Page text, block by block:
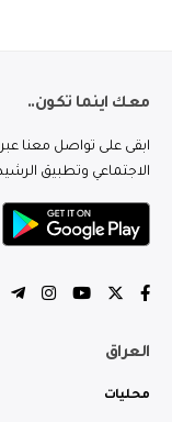
معك اينما تكون..
ابقى على تواصل معنا
الاجتماعي وتطبيق
العراق
محليات